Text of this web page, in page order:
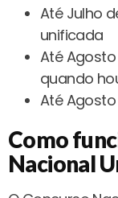
Até Julho
unificada
Até
quando
Até
Como
Nacional